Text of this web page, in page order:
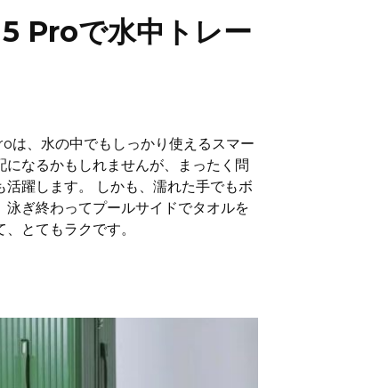
Proで水中トレー
は、水の中でもしっかり使えるスマー
なるかもしれませんが、まったく問
躍します。 しかも、濡れた手でもボ
ぎ終わってプールサイドでタオルを
とてもラクです。